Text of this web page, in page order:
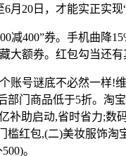
月20日，才能实正实现
400”券。手机曲降
大额券。红包勾当还有
号谜底不必然一样!维
部门商品低于5折。淘
补助启动,省时省力;
槛红包,(二)美妆服饰淘
。